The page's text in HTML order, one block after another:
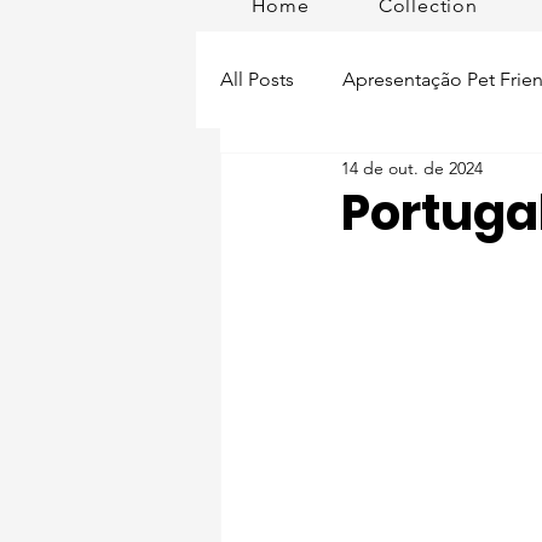
Home Collection
All Posts Apresentação Pet
Pet Passeios Acessórios
14 de out. de 2024